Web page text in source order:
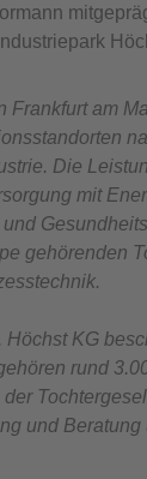
Frankfurt am
Die
mit
gehörenden
Höchst KG
rund
und